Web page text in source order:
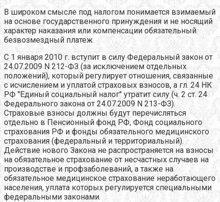
В широком смысле под налогом понимается взимаемый
на основе государственного принуждения и не носящий
характер наказания или компенсации обязательный
безвозмездный платеж.
С 1 января 2010 г. вступит в силу Федеральный закон от
24.07.2009 N 212-ФЗ (за исключением отдельных
положений), который регулирует отношения, связанные
с исчислением и уплатой страховых взносов, а гл. 24 НК
РФ "Единый социальный налог" утратит силу (ч. 2 ст. 24
Федерального закона от 24.07.2009 N 213-ФЗ).
Страховые взносы должны будут перечисляться
отдельно в Пенсионный фонд РФ, Фонд социального
страхования РФ и фонды обязательного медицинского
страхования (федеральный и территориальный).
Действие нового Закона не распространяется на взносы
на обязательное страхование от несчастных случаев на
производстве и профзаболеваний, а также на
обязательное медицинское страхование неработающего
населения, уплата которых регулируется специальными
федеральными законами.